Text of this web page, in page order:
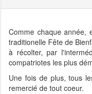
Comme chaque année,
traditionelle Fête de
à récolter, par
compatriotes les plus
Une fois de plus, tous
remercié de tout coeur.